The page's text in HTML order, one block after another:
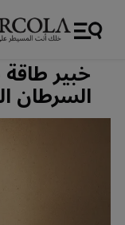
خبير
السرطان